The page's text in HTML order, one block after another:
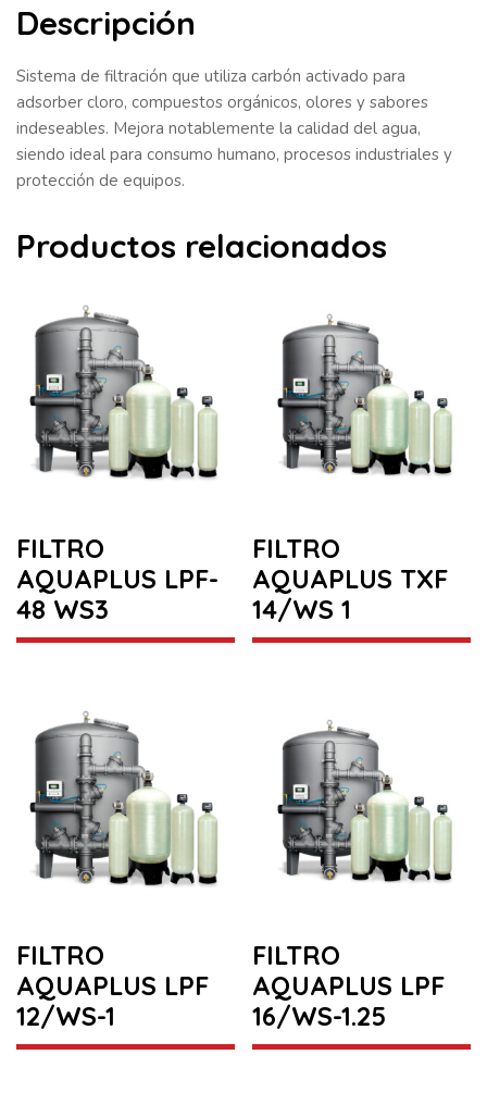
Descripción
Sistema de filtración que utiliza carbón activado para
adsorber cloro, compuestos orgánicos, olores y sabores
indeseables. Mejora notablemente la calidad del agua,
siendo ideal para consumo humano, procesos industriales y
protección de equipos.
Productos relacionados
FILTRO
AQUAPLUS LPF-
48 WS3
FILTRO
AQUAPLUS TXF
14/WS 1
FILTRO
AQUAPLUS LPF
12/WS-1
FILTRO
AQUAPLUS LPF
16/WS-1.25